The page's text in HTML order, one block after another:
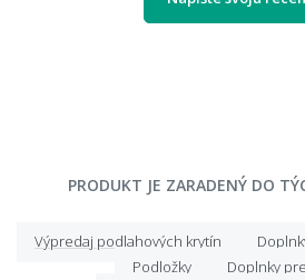
PRODUKT JE ZARADENÝ DO
Výpredaj podlahových krytín
Podložky
Doplnky